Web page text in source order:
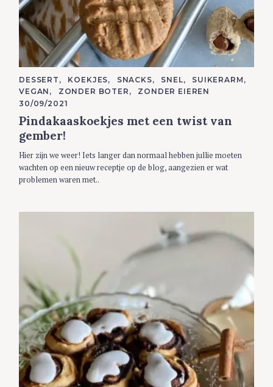
C
A
T
E
O
R
I
E
S
DESSERT KOEKJES SNACKS SNEL
SUIKERARM
VEGAN
ZONDER BOTER
ZONDER EIEREN
30/09/2021
Pindakaaskoekjes met een twist van
gember!
Hier zijn we weer! Iets langer dan normaal hebben jullie moeten
wachten op een nieuw receptje op de blog, aangezien er wat
problemen waren met..